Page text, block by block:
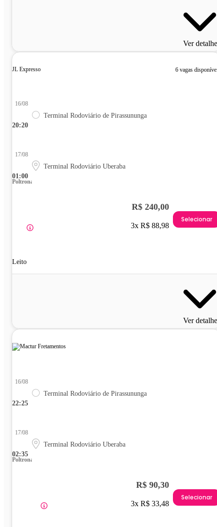
Ver
JL Expresso 6 vagas
20:20
16/08
Terminal Rodoviário de Pirassununga
01:00
17/08
Terminal Rodoviário Uberaba
Poltrona
Leito
R$ 240,00
3x R$ 88,98
Selecionar
Ver
22:25
16/08
Terminal Rodoviário de Pirassununga
02:35
17/08
Terminal Rodoviário Uberaba
Poltrona
R$ 90,30
3x R$ 33,48
Selecionar